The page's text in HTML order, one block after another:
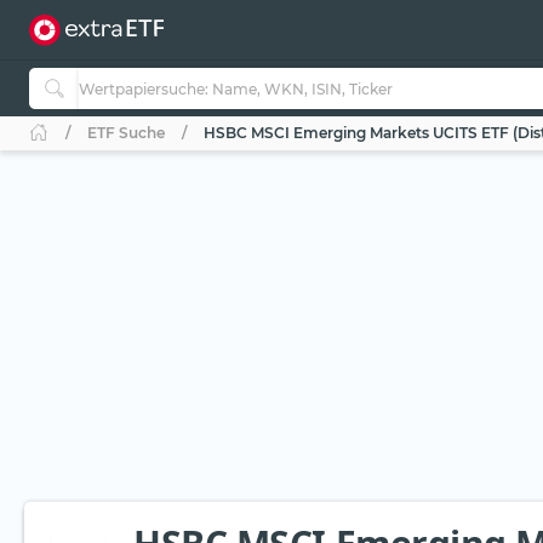
ETF Suche HSBC MSCI Emerging Markets UCITS ETF